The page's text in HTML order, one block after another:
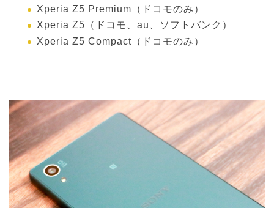
Xperia Z5 Premium（ドコモのみ）
Xperia Z5（ドコモ、au、ソフトバンク）
Xperia Z5 Compact（ドコモのみ）